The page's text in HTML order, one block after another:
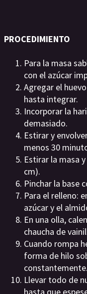
PROCEDIMIENTO
Para la masa
con el azúcar
Agregar el
hasta integrar.
Incorporar la
demasiado.
Estirar y
menos 30
Estirar la masa
cm).
Pinchar la base
Para el relleno:
azúcar y el
En una olla,
chaucha de
Cuando rompa
forma de hilo
constantemente.
Llevar todo de